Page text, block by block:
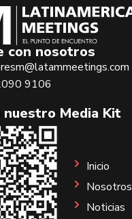
con nosotros
9106
nuestro Media Kit
Inicio
Nosotros
Noticias